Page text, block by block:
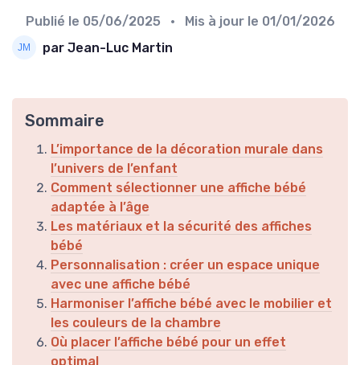
Publié le 05/06/2025 • Mis à jour le 01/01/2026
par Jean-Luc Martin
Sommaire
L’importance de la décoration murale dans
l’univers de l’enfant
Comment sélectionner une affiche bébé
adaptée à l’âge
Les matériaux et la sécurité des affiches
bébé
Personnalisation : créer un espace unique
avec une affiche bébé
Harmoniser l’affiche bébé avec le mobilier et
les couleurs de la chambre
Où placer l’affiche bébé pour un effet
optimal